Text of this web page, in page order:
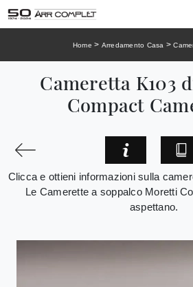
Home > Arredamento Casa >
Cameretta K103
Compact
Clicca e ottieni informazioni sulla
Le Camerette a soppalco Moretti
aspettano.